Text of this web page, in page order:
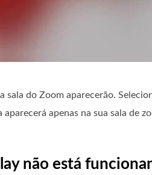
sala do Zoom aparecerão.
aparecerá apenas na sua sala de
não está